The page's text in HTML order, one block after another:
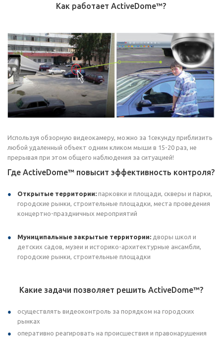
Как работает ActiveDome™?
Используя обзорную видеокамеру, можно за 1секунду приблизить
любой удаленный объект одним кликом мыши в 15-20 раз, не
прерывая при этом общего наблюдения за ситуацией!
Где ActiveDome™ повысит эффективность контроля?
Открытые территории: парковки и площади, скверы и парки,
городские рынки, строительные площадки, места проведения
концертно-праздничных мероприятий
Муниципальные закрытые территории: дворы школ и
детских садов, музеи и историко-архитектурные ансамбли,
городские рынки, строительные площадки
Какие задачи позволяет решить ActiveDome™?
осуществлять видеоконтроль за порядком на городских
рынках
оперативно реагировать на происшествия и правонарушения